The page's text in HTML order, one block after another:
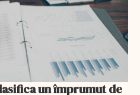
un împrumut de